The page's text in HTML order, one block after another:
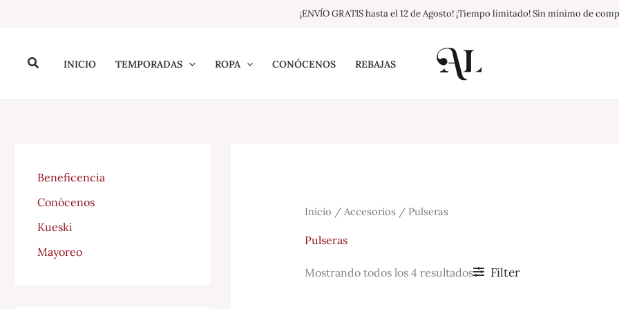
¡ENVÍO GRATIS hasta el 12 de Agosto! ¡Tiempo limitado! Sin mínimo de
BuscarINICIO TEMPORADAS ROPA CONÓCENOS REBAJAS
Beneficencia
Conócenos
Kueski
Mayoreo
Inicio / Accesorios / Pulseras
Pulseras
Mostrando todos los 4 resultados
by
Filter